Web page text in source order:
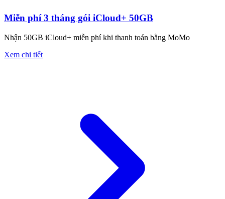
Miễn phí 3 tháng gói iCloud+ 50GB
Nhận 50GB iCloud+ miễn phí khi thanh toán bằng MoMo
Xem chi tiết